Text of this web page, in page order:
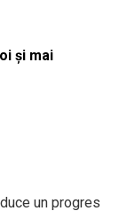
și mai
un progres